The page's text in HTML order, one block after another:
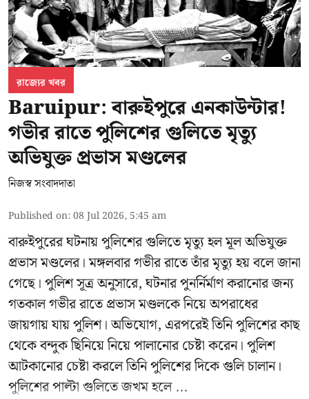
রাজ্যের খবর
Baruipur: বারুইপুরে এনকাউন্টার!
গভীর রাতে পুলিশের গুলিতে মৃত্যু
অভিযুক্ত প্রভাস মণ্ডলের
নিজস্ব সংবাদদাতা
Published on:08 Jul 2026, 5:45 am
বারুইপুরের ঘটনায় পুলিশের গুলিতে মৃত্যু হল মূল অভিযুক্ত
প্রভাস মণ্ডলের। মঙ্গলবার গভীর রাতে তাঁর মৃত্যু হয় বলে জানা
গেছে। পুলিশ সূত্র অনুসারে, ঘটনার পুনর্নির্মাণ করানোর জন্য
গতকাল গভীর রাতে প্রভাস মণ্ডলকে নিয়ে অপরাধের
জায়গায় যায় পুলিশ। অভিযোগ, এরপরেই তিনি পুলিশের কাছ
থেকে বন্দুক ছিনিয়ে নিয়ে পালানোর চেষ্টা করেন। পুলিশ
আটকানোর চেষ্টা করলে তিনি পুলিশের দিকে গুলি চালান।
পুলিশের পাল্টা গুলিতে জখম হলে ...